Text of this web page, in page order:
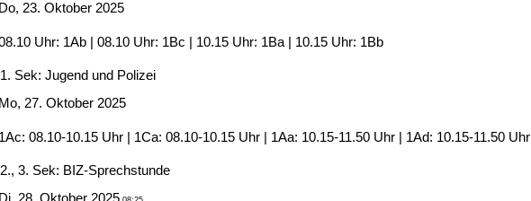
23. Oktober 2025
Uhr: 1Ab | 08.10 Uhr: 1Bc | 10.15 Uhr: 1Ba | 10.15 Uhr: 1Bb
1. Sek: Jugend und Polizei
27. Oktober 2025
08.10-10.15 Uhr | 1Ca: 08.10-10.15 Uhr | 1Aa: 10.15-11.50 Uhr | 1Ad: 10.15-11.50 Uhr
2., 3. Sek: BIZ-Sprechstunde